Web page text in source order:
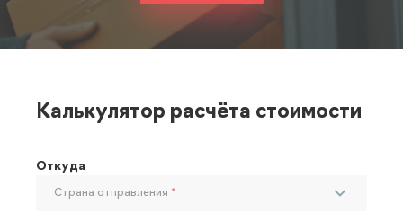
Калькулятор расчёта стоимости
Откуда
Страна отправления *